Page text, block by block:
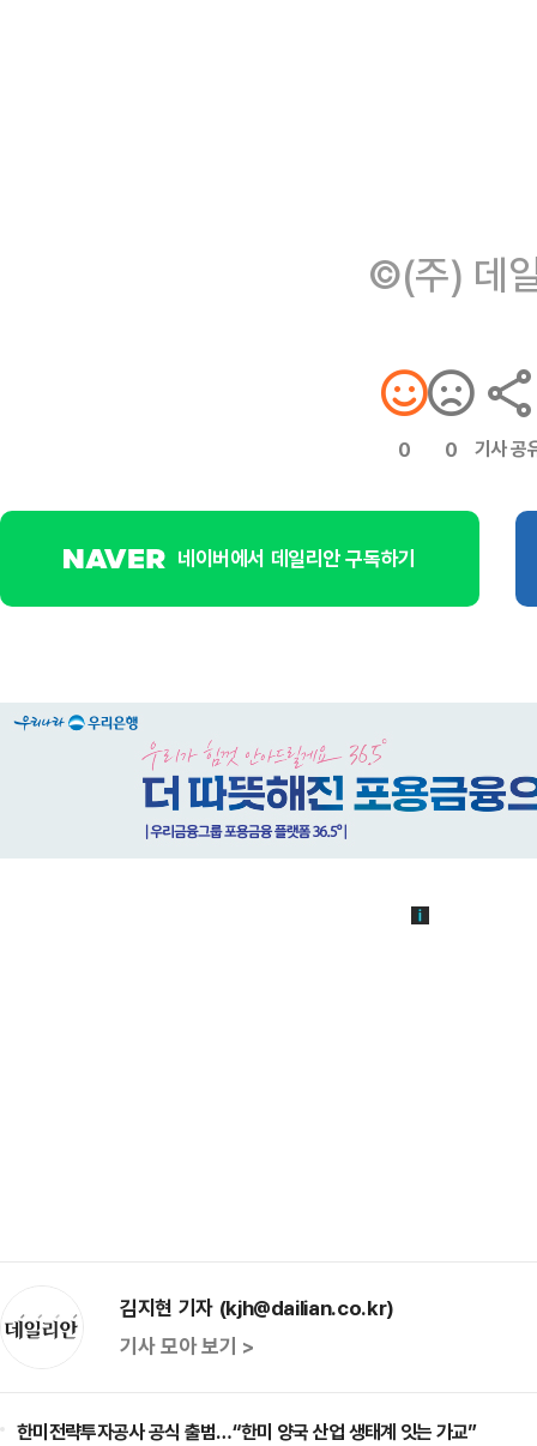
©(주) 데
0 0 기사 공
네이버에서 데일리안 구독하기
김지현 기자 (kjh@dailian.co.kr)
기사 모아 보기 >
한미전략투자공사 공식 출범…“한미 양국 산업 생태계 잇는 가교”